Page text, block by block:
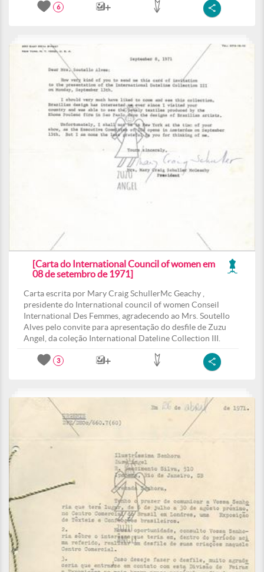
6
[Carta do International Council of women em
08 de setembro de 1971]
Carta escrita por Mary Craig SchullerMc Geachy ,
presidente do International council of women Conseil
International Des Femmes, agradecendo ao Mrs. Soutello
Alves pelo convite para apresentação do desfile de Zuzu
Angel, da coleção International Dateline Collection III.
3